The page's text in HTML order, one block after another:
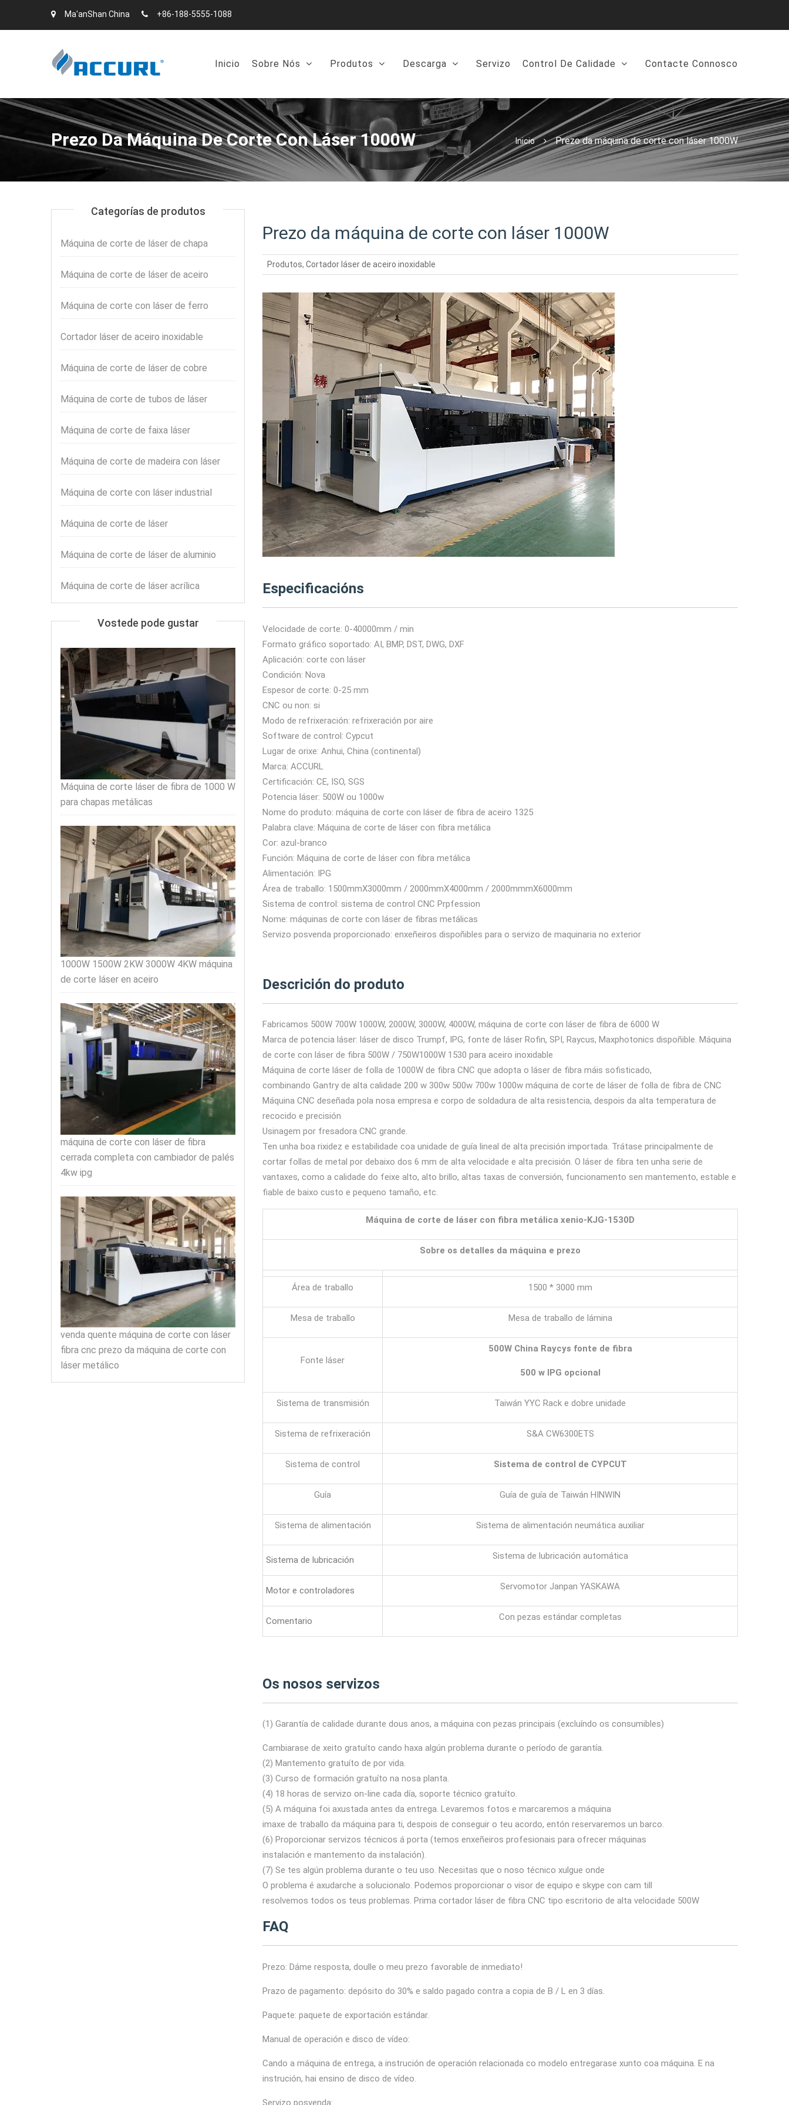
Ma'anShan China +86-188-5555-1088
Inicio Sobre Nós Produtos Descarga Servizo Control De Calidade Contacte Connosco
Prezo Da Máquina De Corte Con Láser 1000W Inicio Prezo da máquina de corte con láser 1000W
Prezo da máquina de corte con láser 1000W
Produtos, Cortador láser de aceiro inoxidable
Especificacións
Velocidade de corte: 0-40000mm / min
Formato gráfico soportado: AI, BMP, DST, DWG, DXF
Aplicación: corte con láser
Condición: Nova
Espesor de corte: 0-25 mm
CNC ou non: si
Modo de refrixeración: refrixeración por aire
Software de control: Cypcut
Lugar de orixe: Anhui, China (continental)
Marca: ACCURL
Certificación: CE, ISO, SGS
Potencia láser: 500W ou 1000w
Nome do produto: máquina de corte con láser de fibra de aceiro 1325
Palabra clave: Máquina de corte de láser con fibra metálica
Cor: azul-branco
Función: Máquina de corte de láser con fibra metálica
Alimentación: IPG
Área de traballo: 1500mmX3000mm / 2000mmX4000mm / 2000mmmX6000mm
Sistema de control: sistema de control CNC Prpfession
Nome: máquinas de corte con láser de fibras metálicas
Servizo posvenda proporcionado: enxeñeiros dispoñibles para o servizo de maquinaria no exterior
Descrición do produto
Fabricamos 500W 700W 1000W, 2000W, 3000W, 4000W, máquina de corte con láser de fibra de 6000 W
Marca de potencia láser: láser de disco Trumpf, IPG, fonte de láser Rofin, SPI, Raycus, Maxphotonics dispoñible. Máquina
de corte con láser de fibra 500W / 750W1000W 1530 para aceiro inoxidable
Máquina de corte láser de folla de 1000W de fibra CNC que adopta o láser de fibra máis sofisticado,
combinando Gantry de alta calidade 200 w 300w 500w 700w 1000w máquina de corte de láser de folla de fibra de CNC
Máquina CNC deseñada pola nosa empresa e corpo de soldadura de alta resistencia, despois da alta temperatura de
recocido e precisión
Usinagem por fresadora CNC grande.
Ten unha boa rixidez e estabilidade coa unidade de guía lineal de alta precisión importada. Trátase principalmente de
cortar follas de metal por debaixo dos 6 mm de alta velocidade e alta precisión. O láser de fibra ten unha serie de
vantaxes, como a calidade do feixe alto, alto brillo, altas taxas de conversión, funcionamento sen mantemento, estable e
fiable de baixo custo e pequeno tamaño, etc.
Máquina de corte de láser con fibra metálica xenio-KJG-1530D
Sobre os detalles da máquina e prezo
Área de traballo 1500 * 3000 mm
Mesa de traballo Mesa de traballo de lámina
Fonte láser
500W China Raycys fonte de fibra
500 w IPG opcional
Sistema de transmisión Taiwán YYC Rack e dobre unidade
Sistema de refrixeración S&A CW6300ETS
Sistema de control Sistema de control de CYPCUT
Guía Guía de guía de Taiwán HINWIN
Sistema de alimentación Sistema de alimentación neumática auxiliar
Sistema de lubricación Sistema de lubricación automática
Motor e controladores Servomotor Janpan YASKAWA
Comentario Con pezas estándar completas
Os nosos servizos
(1) Garantía de calidade durante dous anos, a máquina con pezas principais (excluíndo os consumibles)
Cambiarase de xeito gratuíto cando haxa algún problema durante o período de garantía.
(2) Mantemento gratuíto de por vida.
(3) Curso de formación gratuíto na nosa planta.
(4) 18 horas de servizo on-line cada día, soporte técnico gratuíto.
(5) A máquina foi axustada antes da entrega. Levaremos fotos e marcaremos a máquina
imaxe de traballo da máquina para ti, despois de conseguir o teu acordo, entón reservaremos un barco.
(6) Proporcionar servizos técnicos á porta (temos enxeñeiros profesionais para ofrecer máquinas
instalación e mantemento da instalación).
(7) Se tes algún problema durante o teu uso. Necesitas que o noso técnico xulgue onde
O problema é axudarche a solucionalo. Podemos proporcionar o visor de equipo e skype con cam till
resolvemos todos os teus problemas. Prima cortador láser de fibra CNC tipo escritorio de alta velocidade 500W
FAQ
Prezo: Dáme resposta, doulle o meu prezo favorable de inmediato!
Prazo de pagamento: depósito do 30% e saldo pagado contra a copia de B / L en 3 días.
Paquete: paquete de exportación estándar.
Manual de operación e disco de vídeo:
Cando a máquina de entrega, a instrución de operación relacionada co modelo entregarase xunto coa máquina. E na
instrución, hai ensino de disco de vídeo.
Servizo posvenda:
Categorías de produtos
Máquina de corte de láser de chapa
Máquina de corte de láser de aceiro
Máquina de corte con láser de ferro
Cortador láser de aceiro inoxidable
Máquina de corte de láser de cobre
Máquina de corte de tubos de láser
Máquina de corte de faixa láser
Máquina de corte de madeira con láser
Máquina de corte con láser industrial
Máquina de corte de láser
Máquina de corte de láser de aluminio
Máquina de corte de láser acrílica
Vostede pode gustar
Máquina de corte láser de fibra de 1000 W
para chapas metálicas
1000W 1500W 2KW 3000W 4KW máquina
de corte láser en aceiro
máquina de corte con láser de fibra
cerrada completa con cambiador de palés
4kw ipg
venda quente máquina de corte con láser
fibra cnc prezo da máquina de corte con
láser metálico